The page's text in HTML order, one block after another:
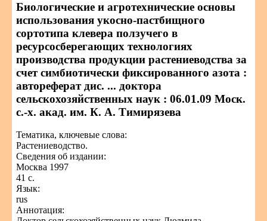
Биологические и агротехнические основы
использования укосно-пастбищного
сортотипа клевера ползучего в
ресурсосберегающих технологиях
производства продукции растениеводства за
счет симбиотически фиксированного азота :
автореферат дис. ... доктора
сельскохозяйственных наук : 06.01.09 Моск.
с.-х. акад. им. К. А. Тимирязева
Тематика, ключевые слова:
Растениеводство.
Сведения об издании:
Москва 1997
41 с.
Язык:
rus
Аннотация: